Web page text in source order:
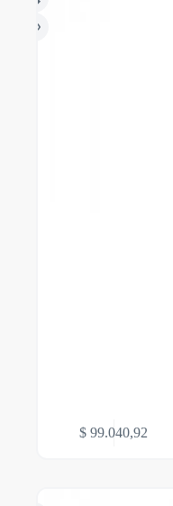
$ 99.040,92